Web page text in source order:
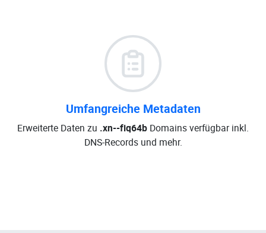
Umfangreiche Metadaten
Erweiterte Daten zu .xn--fiq64b Domains verfügbar inkl.
DNS-Records und mehr.